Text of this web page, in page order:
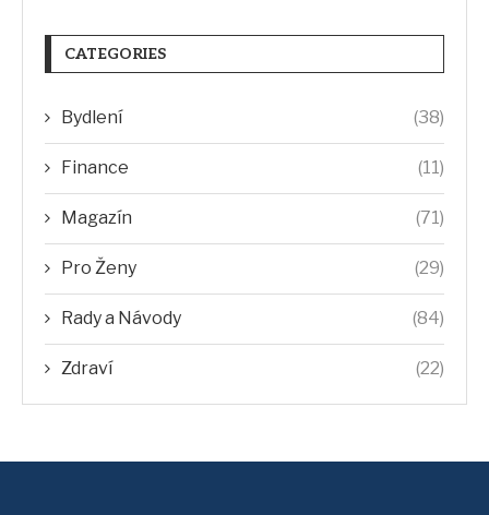
CATEGORIES
Bydlení (38)
Finance (11)
Magazín (71)
Pro Ženy (29)
Rady a Návody (84)
Zdraví (22)